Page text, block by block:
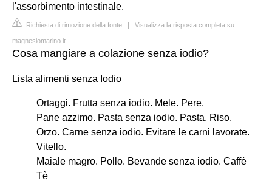
l'assorbimento intestinale.
Richiesta di rimozione della fonte | Visualizza la risposta completa su
magnesiomarino.it
Cosa mangiare a colazione senza iodio?
Lista alimenti senza Iodio
Ortaggi. Frutta senza iodio. Mele. Pere.
Pane azzimo. Pasta senza iodio. Pasta. Riso.
Orzo. Carne senza iodio. Evitare le carni lavorate.
Vitello.
Maiale magro. Pollo. Bevande senza iodio. Caffè
Tè